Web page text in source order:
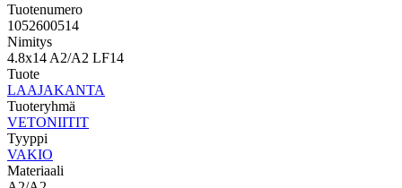
Tuotenumero
1052600514
Nimitys
4.8x14 A2/A2 LF14
Tuote
LAAJAKANTA
Tuoteryhmä
VETONIITIT
Tyyppi
VAKIO
Materiaali